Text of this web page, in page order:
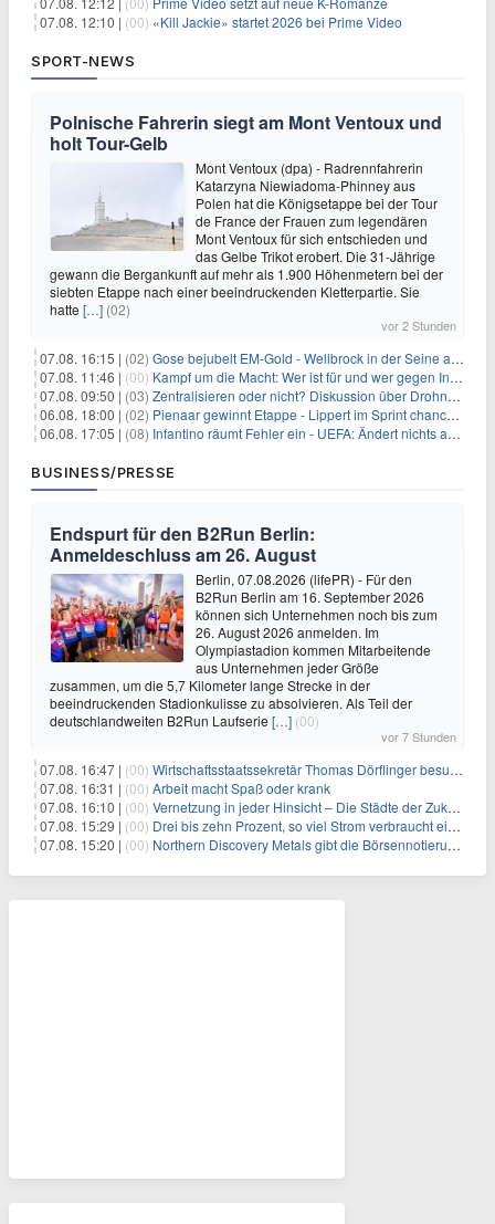
07.08. 12:10 | (00) «Kill Jackie» startet 2026 bei Prime Video
SPORT-NEWS
Polnische Fahrerin siegt am Mont Ventoux und
holt Tour-Gelb
Mont Ventoux (dpa) - Radrennfahrerin
Katarzyna Niewiadoma-Phinney aus
Polen hat die Königsetappe bei der Tour
de France der Frauen zum legendären
Mont Ventoux für sich entschieden und
das Gelbe Trikot erobert. Die 31-Jährige
gewann die Bergankunft auf mehr als 1.900 Höhenmetern bei der
siebten Etappe nach einer beeindruckenden Kletterpartie. Sie
hatte […] (02)
vor 2 Stunden
07.08. 16:15 | (02) Gose bejubelt EM-Gold - Wellbrock in der Seine ausgebremst
07.08. 11:46 | (00) Kampf um die Macht: Wer ist für und wer gegen Infantino?
07.08. 09:50 | (03) Zentralisieren oder nicht? Diskussion über Drohnenabwehr
06.08. 18:00 | (02) Pienaar gewinnt Etappe - Lippert im Sprint chancenlos
06.08. 17:05 | (08) Infantino räumt Fehler ein - UEFA: Ändert nichts an Boykott
BUSINESS/PRESSE
Endspurt für den B2Run Berlin:
Anmeldeschluss am 26. August
Berlin, 07.08.2026 (lifePR) - Für den
B2Run Berlin am 16. September 2026
können sich Unternehmen noch bis zum
26. August 2026 anmelden. Im
Olympiastadion kommen Mitarbeitende
aus Unternehmen jeder Größe
zusammen, um die 5,7 Kilometer lange Strecke in der
beeindruckenden Stadionkulisse zu absolvieren. Als Teil der
deutschlandweiten B2Run Laufserie […] (00)
vor 7 Stunden
07.08. 16:47 | (00) Wirtschaftsstaatssekretär Thomas Dörflinger besucht Handwerksbetrieb im Kammerbezirk Freiburg
07.08. 16:31 | (00) Arbeit macht Spaß oder krank
07.08. 16:10 | (00) Vernetzung in jeder Hinsicht – Die Städte der Zukunft sind grün-blau
07.08. 15:29 | (00) Drei bis zehn Prozent, so viel Strom verbraucht ein Aufzug im Gebäude
07.08. 15:20 | (00) Northern Discovery Metals gibt die Börsennotierung an der Frankfurter Wertpapierbörse bekannt